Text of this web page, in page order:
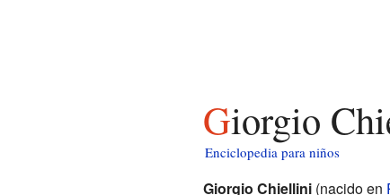
Giorgio
Enciclopedia para niños
Giorgio Chiellini(nacido en